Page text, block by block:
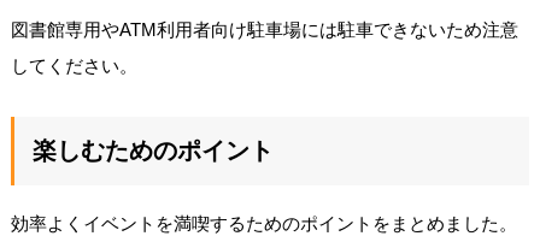
図書館専用やATM利用者向け駐車場には駐車できないため注意
してください。
楽しむためのポイント
効率よくイベントを満喫するためのポイントをまとめました。